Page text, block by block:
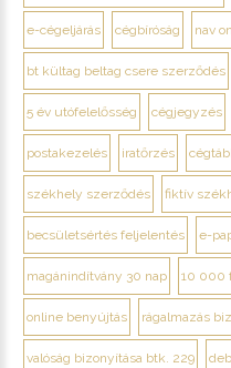
e-cégeljárás cégbíróság nav
bt kültag beltag csere szerződés
5 év utófelelősség cégjegyzés
postakezelés iratőrzés
székhely szerződés fiktív
becsületsértés feljelentés e-
magánindítvány 30 nap 10 000
online benyújtás rágalmazás
valóság bizonyítása btk. 229